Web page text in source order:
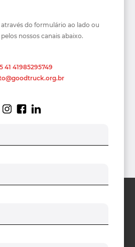
do formulário ao lado ou
nossos canais abaixo.
41 41985295749